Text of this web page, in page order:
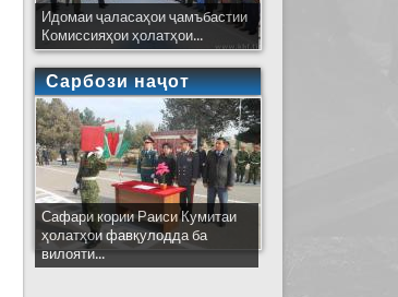
Идомаи ҷаласаҳои ҷамъбастии
Комиссияҳои ҳолатҳои...
Сарбози наҷот
Сафари кории Раиси Кумитаи
ҳолатҳои фавқулодда ба
вилояти...